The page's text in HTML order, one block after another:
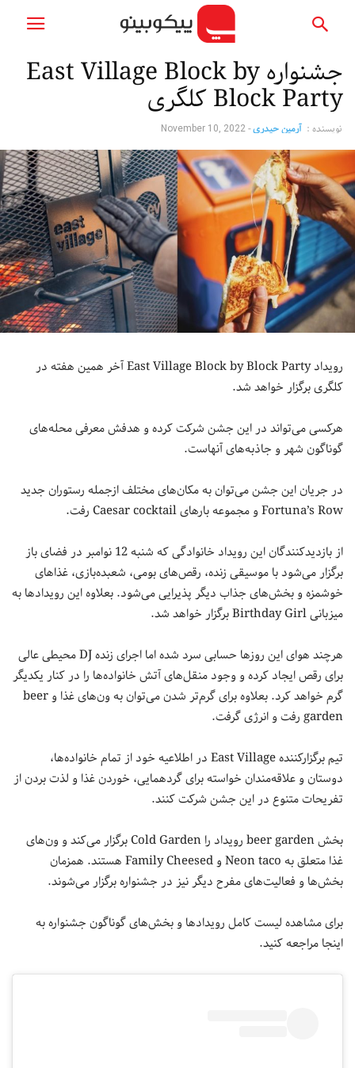
جشنواره East Village Block by
Block Party کلگری
نویسنده : آرمین حیدری-
November 10, 2022
رویداد East Village Block by Block Party آخر همین هفته در
کلگری برگزار خواهد شد.
هرکسی می‌تواند در این جشن شرکت کرده و هدفش معرفی محله‌های
گوناگون شهر و جاذبه‌های آنهاست.
در جریان این جشن می‌توان به مکان‌های مختلف ازجمله رستوران جدید
Fortuna’s Row و مجموعه بارهای Caesar cocktail رفت.
از بازدیدکنندگان این رویداد خانوادگی که شنبه 12 نوامبر در فضای باز
برگزار می‌شود با موسیقی زنده، رقص‌های بومی، شعبده‌بازی، غذاهای
خوشمزه و بخش‌های جذاب دیگر پذیرایی می‌شود. بعلاوه این رویدادها به
میزبانی Birthday Girl برگزار خواهد شد.
هرچند هوای این روزها حسابی سرد شده اما اجرای زنده DJ محیطی عالی
برای رقص ایجاد کرده و وجود منقل‌های آتش خانواده‌ها را در کنار یکدیگر
گرم خواهد کرد. بعلاوه برای گرم‌تر شدن می‌توان به ون‌های غذا و beer
garden رفت و انرژی گرفت.
تیم برگزارکننده East Village در اطلاعیه خود از تمام خانواده‌ها،
دوستان و علاقه‌مندان خواسته برای گردهمایی، خوردن غذا و لذت بردن از
تفریحات متنوع در این جشن شرکت کنند.
بخش beer garden رویداد را Cold Garden برگزار می‌کند و ون‌های
غذا متعلق به Neon taco و Family Cheesed هستند. همزمان
بخش‌ها و فعالیت‌های مفرح دیگر نیز در جشنواره برگزار می‌شوند.
برای مشاهده لیست کامل رویدادها و بخش‌های گوناگون جشنواره به
اینجا مراجعه کنید.